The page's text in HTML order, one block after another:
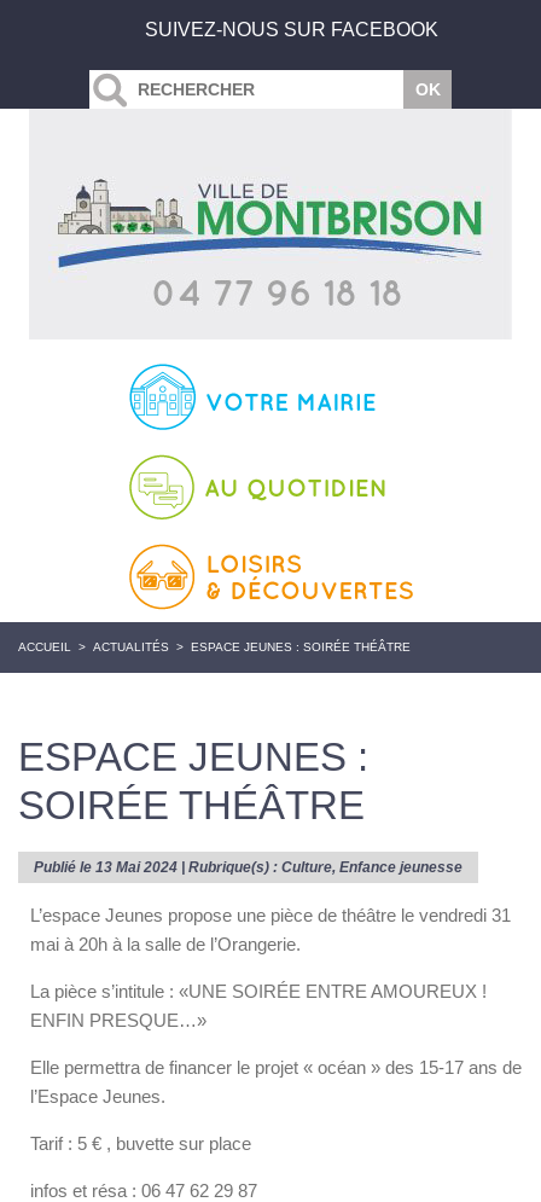
SUIVEZ-NOUS SUR FACEBOOK
ACCUEIL > ACTUALITÉS > ESPACE JEUNES : SOIRÉE THÉÂTRE
ESPACE JEUNES :
SOIRÉE THÉÂTRE
Publié le 13 Mai 2024 | Rubrique(s) : Culture, Enfance jeunesse
L’espace Jeunes propose une pièce de théâtre le vendredi 31
mai à 20h à la salle de l’Orangerie.
La pièce s’intitule : «UNE SOIRÉE ENTRE AMOUREUX !
ENFIN PRESQUE…»
Elle permettra de financer le projet « océan » des 15-17 ans de
l’Espace Jeunes.
Tarif : 5 € , buvette sur place
infos et résa : 06 47 62 29 87